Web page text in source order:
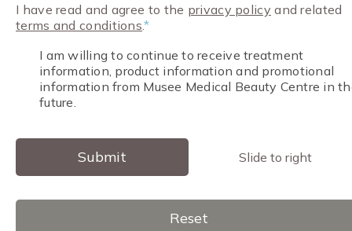
I have read and agree to the privacy policy and related
terms and conditions.*
I am willing to continue to receive treatment
information, product information and promotional
information from Musee Medical Beauty Centre in
future.
Submit Slide to right
Reset